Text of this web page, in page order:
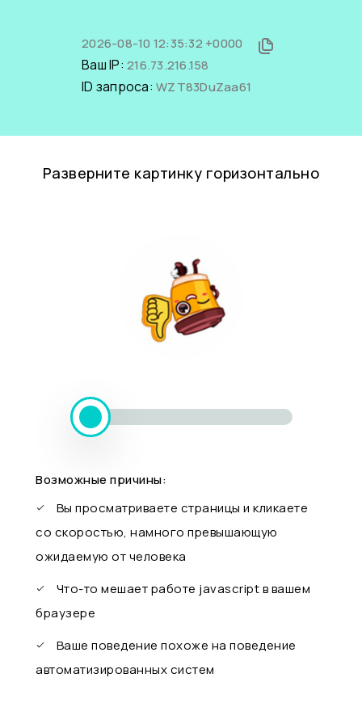
2026-08-10 12:35:32 +0000
Ваш IP: 216.73.216.158
ID запроса: WZT83DuZaa61
Разверните картинку горизонтально
Возможные причины:
Вы просматриваете страницы и кликаете
со скоростью, намного превышающую
ожидаемую от человека
Что-то мешает работе javascript в вашем
браузере
Ваше поведение похоже на поведение
автоматизированных систем